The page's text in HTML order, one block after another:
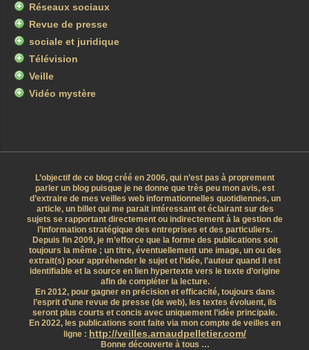
Réseaux sociaux
Revue de presse
sociale et juridique
Télévision
Veille
Vidéo mystère
L’objectif de ce blog créé en 2006, qui n’est pas à proprement
parler un blog puisque je ne donne que très peu mon avis, est
d’extraire de mes veilles web informationnelles quotidiennes, un
article, un billet qui me parait intéressant et éclairant sur des
sujets se rapportant directement ou indirectement à la gestion de
l’information stratégique des entreprises et des particuliers.
Depuis fin 2009, je m’efforce que la forme des publications soit
toujours la même ; un titre, éventuellement une image, un ou des
extrait(s) pour appréhender le sujet et l’idée, l’auteur quand il est
identifiable et la source en lien hypertexte vers le texte d’origine
afin de compléter la lecture.
En 2012, pour gagner en précision et efficacité, toujours dans
l’esprit d’une revue de presse (de web), les textes évoluent, ils
seront plus courts et concis avec uniquement l’idée principale.
En 2022, les publications sont faite via mon compte de veilles en
ligne : http://veilles.arnaudpelletier.com/
Bonne découverte à tous …